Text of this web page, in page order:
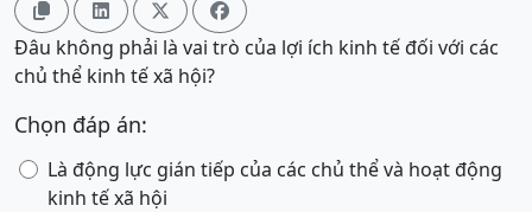
   
Đâu không phải là vai trò của lợi ích kinh tế đối với các
chủ thể kinh tế xã hội?
Chọn đáp án:
Là động lực gián tiếp của các chủ thể và hoạt động
kinh tế xã hội